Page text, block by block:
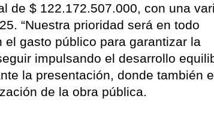
de $ 122.172.507.000, con una
“Nuestra prioridad será en todo
gasto público para garantizar la
impulsando el desarrollo
la presentación, donde también
de la obra pública.